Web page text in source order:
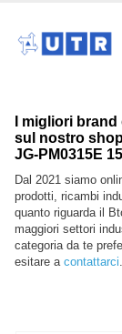
I migliori
sul nostro shop
JG-PM0315E
Dal 2021 siamo
prodotti, ricambi
quanto riguarda il
maggiori settori
categoria da te
esitare a contattarci.